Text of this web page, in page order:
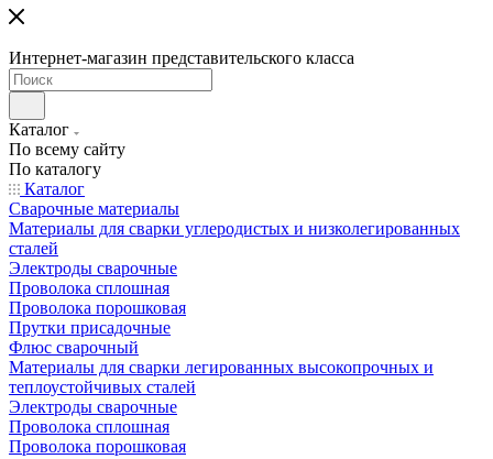
Интернет-магазин представительского класса
Каталог
По всему сайту
По каталогу
Каталог
Сварочные материалы
Материалы для сварки углеродистых и низколегированных
сталей
Электроды сварочные
Проволока сплошная
Проволока порошковая
Прутки присадочные
Флюс сварочный
Материалы для сварки легированных высокопрочных и
теплоустойчивых сталей
Электроды сварочные
Проволока сплошная
Проволока порошковая